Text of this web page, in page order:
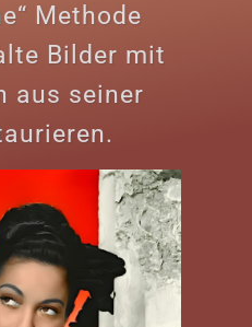
Methode
Bilder mit
aus seiner